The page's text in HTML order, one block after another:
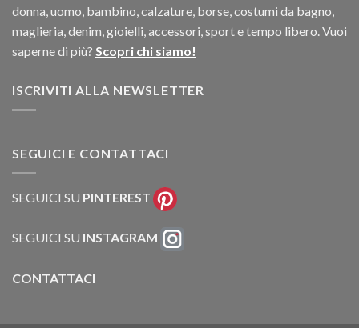
donna, uomo, bambino, calzature, borse, costumi da bagno,
maglieria, denim, gioielli, accessori, sport e tempo libero. Vuoi
saperne di più? Scopri chi siamo!
ISCRIVITI ALLA NEWSLETTER
SEGUICI E CONTATTACI
SEGUICI SU PINTEREST
SEGUICI SU INSTAGRAM
CONTATTACI